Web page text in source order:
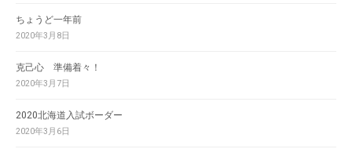
ちょうど一年前
2020年3月8日
克己心 準備着々！
2020年3月7日
2020北海道入試ボーダー
2020年3月6日